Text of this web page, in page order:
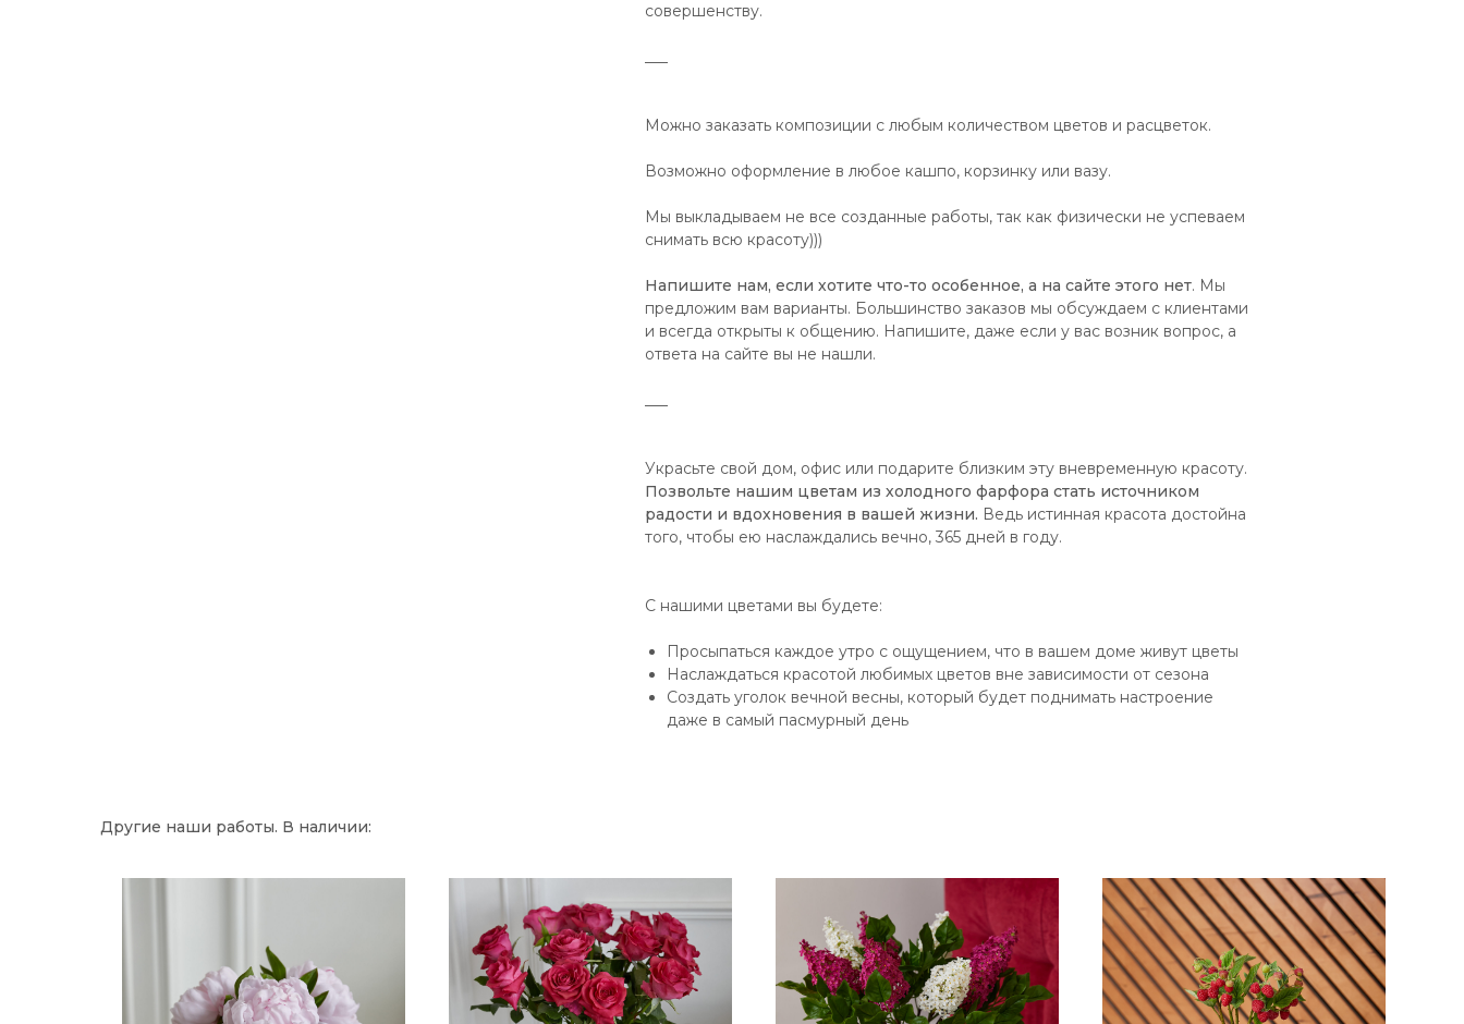
совершенству.
Можно заказать композиции с любым количеством цветов и расцветок.
Возможно оформление в любое кашпо, корзинку или вазу.
Мы выкладываем не все созданные работы, так как физически не успеваем
снимать всю красоту)))
Напишите нам, если хотите что-то особенное, а на сайте этого нет. Мы
предложим вам варианты. Большинство заказов мы обсуждаем с клиентами
и всегда открыты к общению. Напишите, даже если у вас возник вопрос, а
ответа на сайте вы не нашли.
Украсьте свой дом, офис или подарите близким эту вневременную красоту.
Позвольте нашим цветам из холодного фарфора стать источником
радости и вдохновения в вашей жизни. Ведь истинная красота достойна
того, чтобы ею наслаждались вечно, 365 дней в году.
С нашими цветами вы будете:
Просыпаться каждое утро с ощущением, что в вашем доме живут цветы
Наслаждаться красотой любимых цветов вне зависимости от сезона
Создать уголок вечной весны, который будет поднимать настроение
даже в самый пасмурный день
Другие наши работы. В наличии: